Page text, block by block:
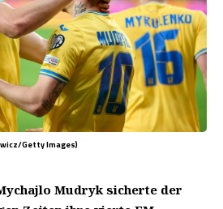
Getty Images)
Mudryk sicherte der